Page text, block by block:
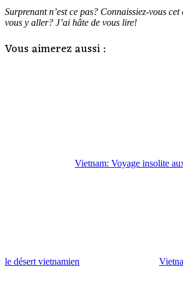
Surprenant n’est ce pas? Connaissiez-vous
vous y aller? J’ai hâte de vous lire!
Vous aimerez aussi :
Vietnam: Voyage insolite
le désert vietnamien